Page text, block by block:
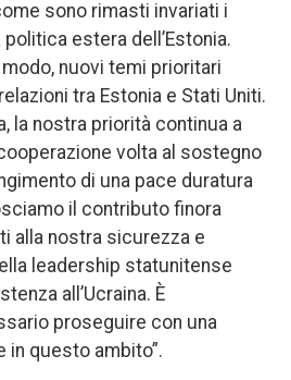
sono rimasti invariati i
estera dell’Estonia.
nuovi temi prioritari
tra Estonia e Stati Uniti.
la nostra priorità continua a
volta al sostegno
di una pace duratura
il contributo finora
alla nostra sicurezza e
leadership statunitense
all’Ucraina. È
proseguire con una
questo ambito”.